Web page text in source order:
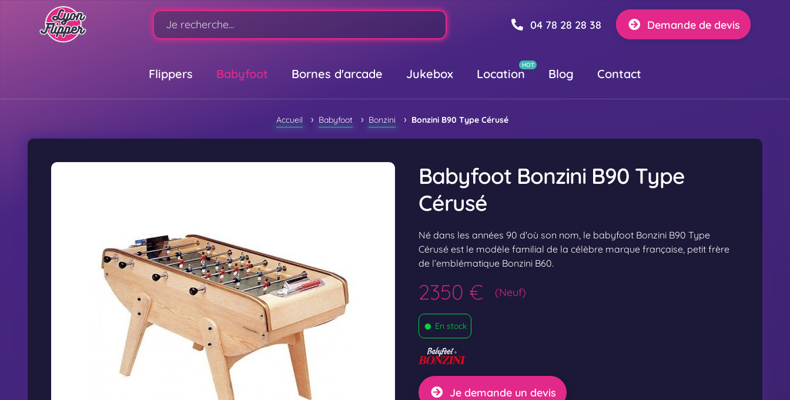
04 78 28 28 38 Demande de devis
Flippers Babyfoot Bornes d'arcade Jukebox Location Blog Contact
Accueil › Babyfoot › Bonzini › Bonzini B90 Type Cérusé
Babyfoot Bonzini B90 Type
Cérusé
Né dans les années 90 d'où son nom, le babyfoot Bonzini B90 Type
Cérusé est le modèle familial de la célèbre marque française, petit frère
de l’emblématique Bonzini B60.
2350 € (Neuf)
• En stock
Je demande un devis